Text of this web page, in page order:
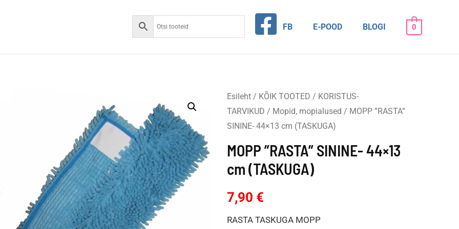
FB E-POOD BLOGI 0
Esileht/ KÕIK TOOTED / KORISTUS-
TARVIKUD / Mopid, mopialused / MOPP ”RASTA”
SININE- 44×13 cm (TASKUGA)
MOPP ”RASTA” SININE- 44×13
cm (TASKUGA)
7,90 €
RASTA TASKUGA MOPP